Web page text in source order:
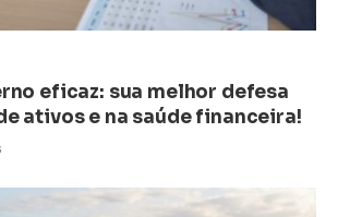
eficaz: sua melhor defesa
ativos e na saúde financeira!